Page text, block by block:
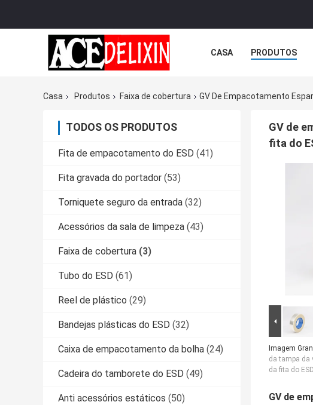
CASA PRODUTOS
Casa Produtos Faixa de cobertura GV De Empacotamento
TODOS OS PRODUTOS
Fita de empacotamento do ESD (41)
Fita gravada do portador (53)
Torniquete seguro da entrada (32)
Acessórios da sala de limpeza (43)
Faixa de cobertura (3)
Tubo do ESD (61)
Reel de plástico (29)
Bandejas plásticas do ESD (32)
Caixa de empacotamento da bolha (24)
Cadeira do tamborete do ESD (49)
Anti acessórios estáticos (50)
GV de
fita do
Imagem
da tampa da
da fita do
GV de